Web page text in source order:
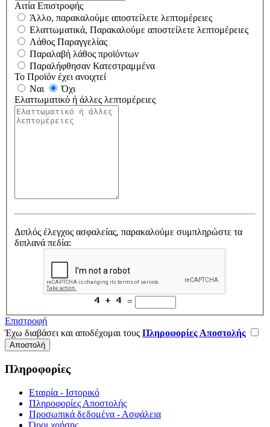
Αιτία Επιστροφής
Άλλο, παρακαλούμε αποστείλετε λεπτομέρειες
Ελαττωματικά, Παρακαλούμε αποστείλετε λεπτομέρειες
Λάθος Παραγγελίας
Παραλαβή λάθος προϊόντων
Παραλήφθησαν Κατεστραμμένα
Το Προϊόν έχει ανοιχτεί
Ναι
Όχι
Ελαττωματικό ή άλλες λεπτομέρειες
Διπλός έλεγχος ασφαλείας, παρακαλούμε συμπληρώστε τα
διπλανά πεδία:
=
Επιστροφή
Έχω διαβάσει και αποδέχομαι τους Πληροφορίες Αποστολής
Πληροφορίες
Εταιρία - Ιστορικό
Πληροφορίες Αποστολής
Προσωπικά δεδομένα - Ασφάλεια
Όροι χρήσης